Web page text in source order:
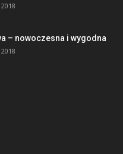
– nowoczesna i wygodna